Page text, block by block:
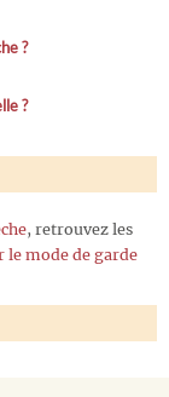
?
?
, retrouvez les
le mode de garde